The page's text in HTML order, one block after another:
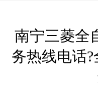
南宁三菱全
务热线电话